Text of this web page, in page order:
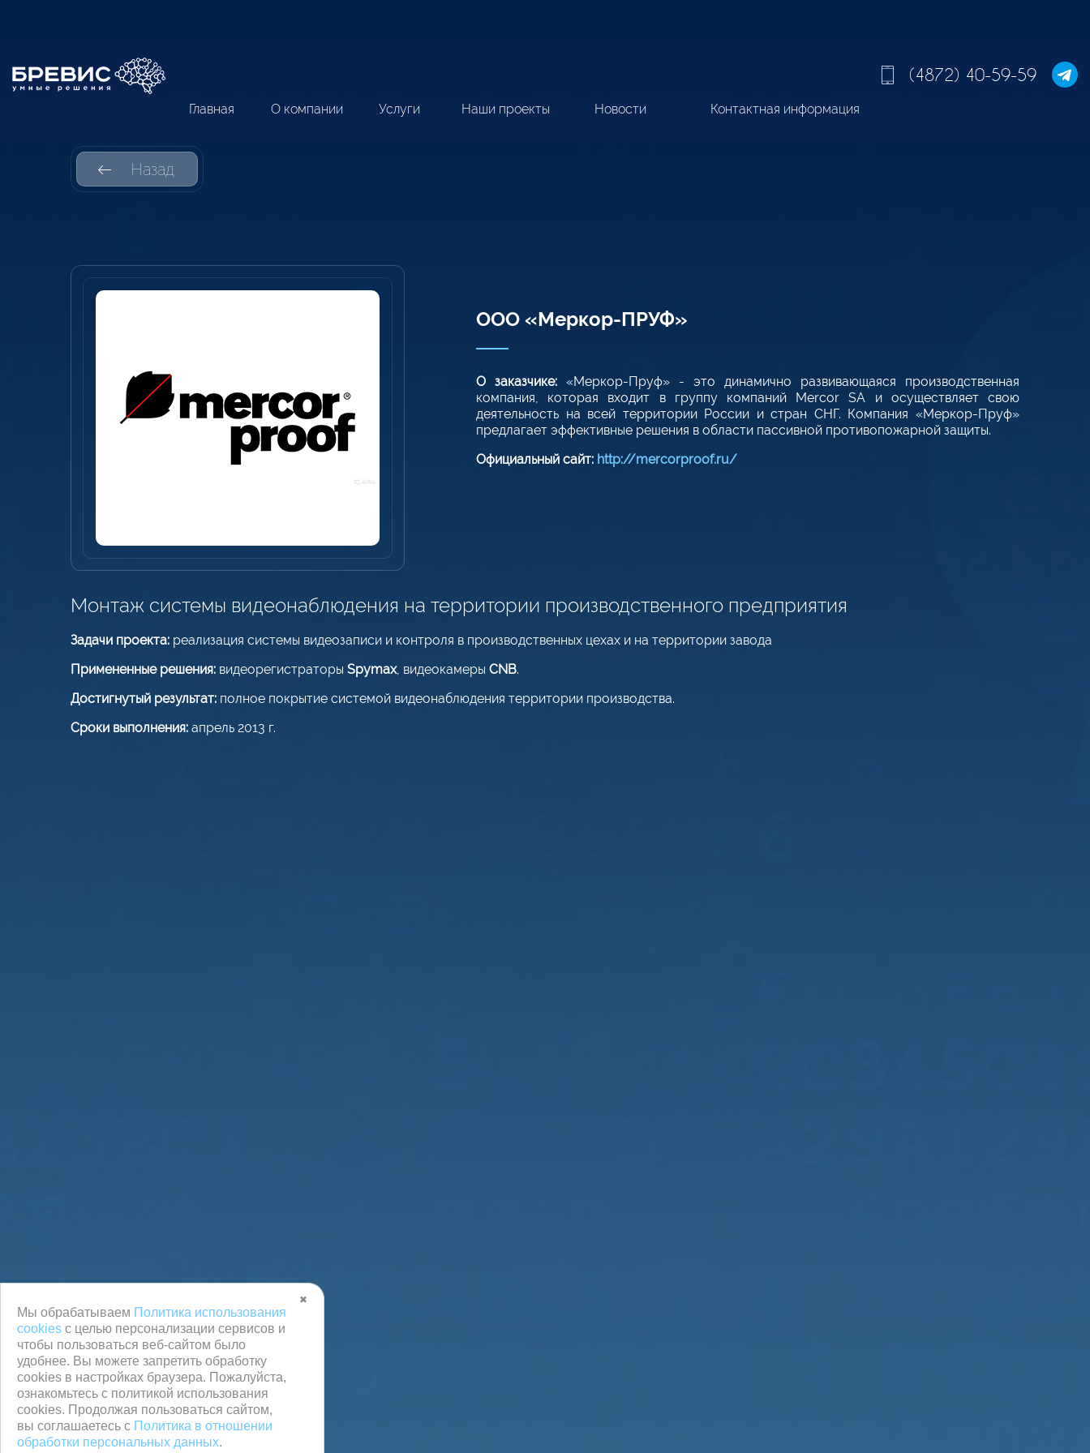
(4872) 40-59-59
Главная О компании Услуги Наши проекты Новости Контактная информация
Назад
ООО «Меркор-ПРУФ»
О заказчике: «Меркор-Пруф» - это динамично развивающаяся производственная
компания, которая входит в группу компаний Mercor SA и осуществляет свою
деятельность на всей территории России и стран СНГ. Компания «Меркор-Пруф»
предлагает эффективные решения в области пассивной противопожарной защиты.
Официальный сайт: http://mercorproof.ru/
Монтаж системы видеонаблюдения на территории производственного предприятия
Задачи проекта: реализация системы видеозаписи и контроля в производственных цехах и на территории завода
Примененные решения: видеорегистраторы Spymax, видеокамеры CNB.
Достигнутый результат: полное покрытие системой видеонаблюдения территории производства.
Сроки выполнения: апрель 2013 г.
✖
Мы обрабатываем Политика использования
cookies с целью персонализации сервисов и
чтобы пользоваться веб-сайтом было
удобнее. Вы можете запретить обработку
сookies в настройках браузера. Пожалуйста,
ознакомьтесь с политикой использования
cookies. Продолжая пользоваться сайтом,
вы соглашаетесь с Политика в отношении
обработки персональных данных.